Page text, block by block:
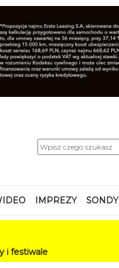
IMPREZY SONDY